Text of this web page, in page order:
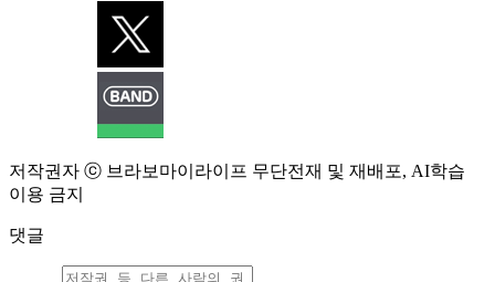
저작권자 ⓒ 브라보마이라이프 무단전재 및 재배포, AI학습
이용 금지
댓글